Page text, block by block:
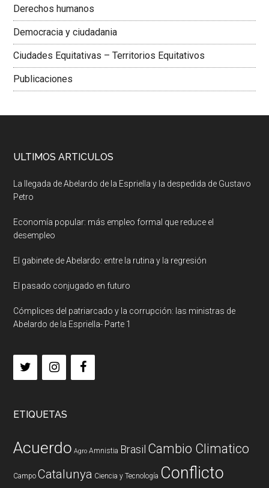
Derechos humanos
Democracia y ciudadania
Ciudades Equitativas – Territorios Equitativos
Publicaciones
ULTIMOS ARTICULOS
La llegada de Abelardo de la Espriella y la despedida de Gustavo
Petro
Economía popular: más empleo formal que reduce el
desempleo
El gabinete de Abelardo: entre la rutina y la regresión
El pasado conjugado en futuro
Cómplices del patriarcado y la corrupción: las ministras de
Abelardo de la Espriella- Parte 1
ETIQUETAS
Acuerdo Agro Amnistia Brasil Cambio Climatico
Campo Catalunya Ciencia y Tecnología Conflicto